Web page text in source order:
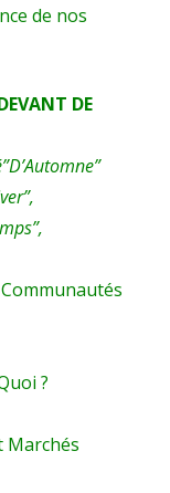
de nos
DE
?
Marchés